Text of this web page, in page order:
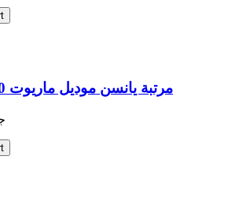
مرتبة يانسن موديل ماريوت 150*195*22 سم